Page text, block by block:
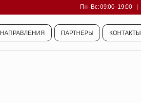
Пн–Вс: 09:00–19:00||||
НАПРАВЛЕНИЯ ПАРТНЕРЫ КОНТАКТЫ